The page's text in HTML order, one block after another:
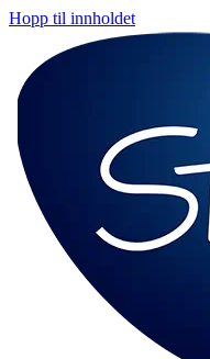
Hopp til innholdet